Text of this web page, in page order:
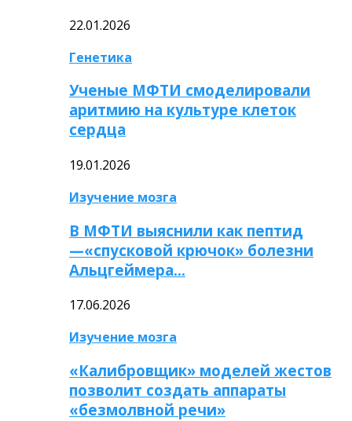
22.01.2026
Генетика
Ученые МФТИ смоделировали
аритмию на культуре клеток
сердца
19.01.2026
Изучение мозга
В МФТИ выяснили как пептид
—«спусковой крючок» болезни
Альцгеймера…
17.06.2026
Изучение мозга
«Калибровщик» моделей жестов
позволит создать аппараты
«безмолвной речи»